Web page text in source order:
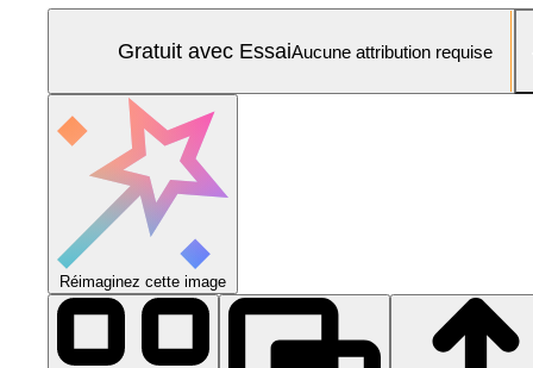
Gratuit avec EssaiAucune attribution requise
Réimaginez cette image